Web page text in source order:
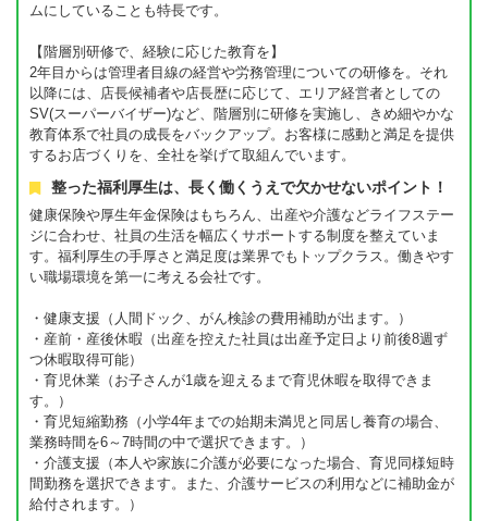
ムにしていることも特長です。
【階層別研修で、経験に応じた教育を】
2年目からは管理者目線の経営や労務管理についての研修を。それ
以降には、店長候補者や店長歴に応じて、エリア経営者としての
SV(スーパーバイザー)など、階層別に研修を実施し、きめ細やかな
教育体系で社員の成長をバックアップ。お客様に感動と満足を提供
するお店づくりを、全社を挙げて取組んでいます。
整った福利厚生は、長く働くうえで欠かせないポイント！
健康保険や厚生年金保険はもちろん、出産や介護などライフステー
ジに合わせ、社員の生活を幅広くサポートする制度を整えていま
す。福利厚生の手厚さと満足度は業界でもトップクラス。働きやす
い職場環境を第一に考える会社です。
・健康支援（人間ドック、がん検診の費用補助が出ます。）
・産前・産後休暇（出産を控えた社員は出産予定日より前後8週ず
つ休暇取得可能）
・育児休業（お子さんが1歳を迎えるまで育児休暇を取得できま
す。）
・育児短縮勤務（小学4年までの始期未満児と同居し養育の場合、
業務時間を6～7時間の中で選択できます。）
・介護支援（本人や家族に介護が必要になった場合、育児同様短時
間勤務を選択できます。また、介護サービスの利用などに補助金が
給付されます。）